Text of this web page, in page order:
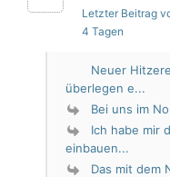
Letzter Beitrag
4 Tagen
Neuer
überlegen e...
Bei uns im
Ich habe mir
einbauen...
Das mit dem